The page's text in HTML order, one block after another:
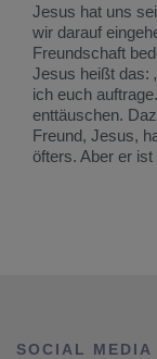
Jesus hat uns
wir darauf
Freundschaft
Jesus heißt das:
ich euch
enttäuschen.
Freund, Jesus,
öfters. Aber er
SOCIAL MEDIA